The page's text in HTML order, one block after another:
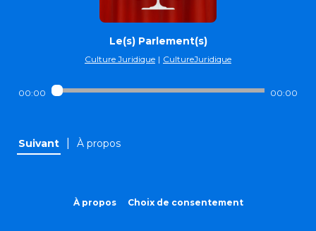
Le(s) Parlement(s)
Culture Juridique | CultureJuridique
00:00 00:00
Suivant À propos
À propos Choix de consentement